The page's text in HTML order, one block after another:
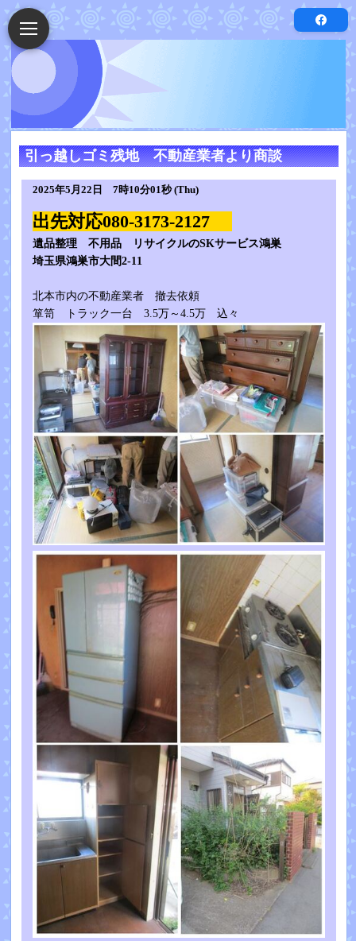
引っ越しゴミ残地 不動産業者より商談
2025年5月22日 7時10分01秒 (Thu)
出先対応080-3173-2127
遺品整理 不用品 リサイクルのSKサービス鴻巣
埼玉県鴻巣市大間2-11
北本市内の不動産業者 撤去依頼
箪笥 トラック一台 3.5万～4.5万 込々